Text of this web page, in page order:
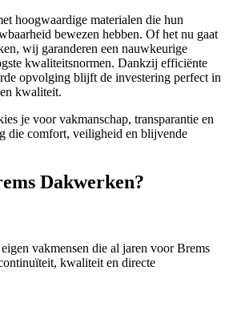
hoogwaardige materialen die hun
bewezen hebben. Of het nu gaat
wij garanderen een nauwkeurige
kwaliteitsnormen. Dankzij efficiënte
opvolging blijft de investering perfect in
kwaliteit.
je voor vakmanschap, transparantie en
die comfort, veiligheid en blijvende
Dakwerken?
vakmensen die al jaren voor Brems
kwaliteit en directe